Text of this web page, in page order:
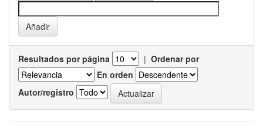
Resultados por página | Ordenar por
En orden
Autor/registro